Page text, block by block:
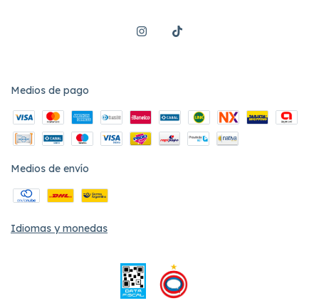
Medios de pago
Medios de envío
Idiomas y monedas